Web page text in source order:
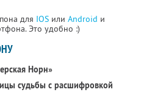
для IOS или Android и
Это удобно :)
Норн»
судьбы с расшифровкой